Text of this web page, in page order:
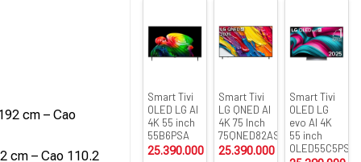
cm – Cao
cm – Cao 110.2
Smart Tivi
OLED LG AI
4K 55 inch
55B6PSA
25.390.000
Smart Tivi
LG QNED AI
4K 75 Inch
75QNED82ASA
25.390.000
Smart Tivi
OLED LG
evo AI 4K
55 inch
OLED55C5PSA